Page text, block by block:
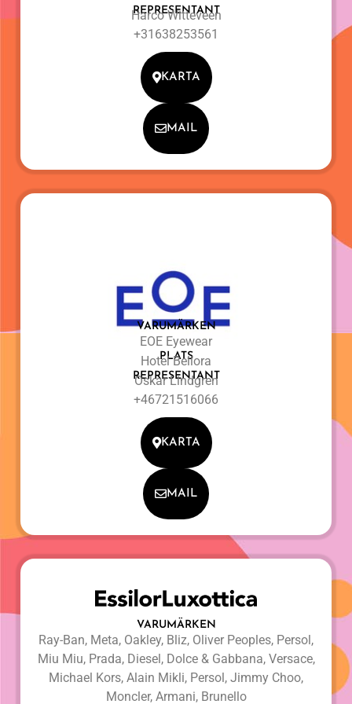
REPRESENTANT
Harco Witteveen
+31638253561
KARTA
MAIL
VARUMÄRKEN
EOE Eyewear
PLATS
Hotel Bellora
REPRESENTANT
Oskar Lindgren
+46721516066
KARTA
MAIL
VARUMÄRKEN
Ray-Ban, Meta, Oakley, Bliz, Oliver Peoples, Persol,
Miu Miu, Prada, Diesel, Dolce & Gabbana, Versace,
Michael Kors, Alain Mikli, Persol, Jimmy Choo,
Moncler, Armani, Brunello